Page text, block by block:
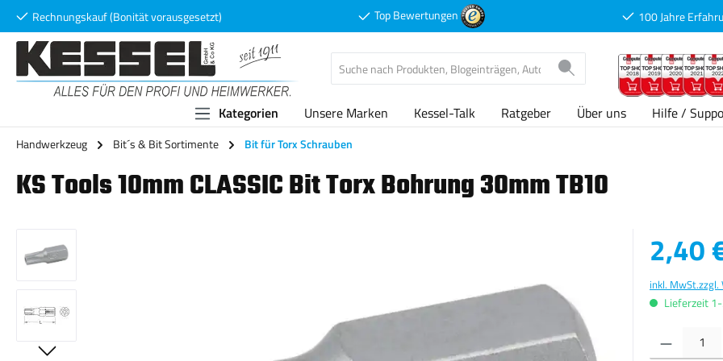
Hauptinhalt springen
Zur Suche springen
Zur Hauptnavigation springen
Rechnungskauf (Bonität vorausgesetzt) Top Bewertungen 100 Jahre
Kategorien Unsere Marken Kessel-Talk Ratgeber Über uns Hilfe /
Handwerkzeug Bit´s & Bit Sortimente Bit für Torx Schrauben
KS Tools 10mm CLASSIC Bit Torx Bohrung 30mm TB10
2,40
inkl. MwSt.zzgl.
Lieferzeit
Produkt Anzahl: